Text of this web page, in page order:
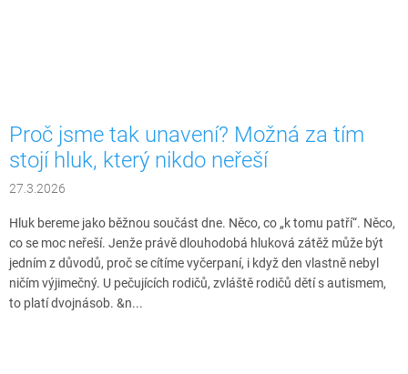
Proč jsme tak unavení? Možná za tím
stojí hluk, který nikdo neřeší
27.3.2026
Hluk bereme jako běžnou součást dne. Něco, co „k tomu patří“. Něco,
co se moc neřeší. Jenže právě dlouhodobá hluková zátěž může být
jedním z důvodů, proč se cítíme vyčerpaní, i když den vlastně nebyl
ničím výjimečný. U pečujících rodičů, zvláště rodičů dětí s autismem,
to platí dvojnásob. &n...